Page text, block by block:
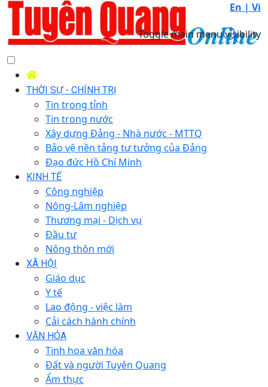
En | Vi
Toggle main menu visibility
THỜI SỰ - CHÍNH TRỊ
Tin trong tỉnh
Tin trong nước
Xây dựng Đảng - Nhà nước - MTTQ
Bảo vệ nền tảng tư tưởng của Đảng
Đạo đức Hồ Chí Minh
KINH TẾ
Công nghiệp
Nông-Lâm nghiệp
Thương mại - Dịch vụ
Đầu tư
Nông thôn mới
XÃ HỘI
Giáo dục
Y tế
Lao động - việc làm
Cải cách hành chính
VĂN HÓA
Tinh hoa văn hóa
Đất và người Tuyên Quang
Ẩm thực